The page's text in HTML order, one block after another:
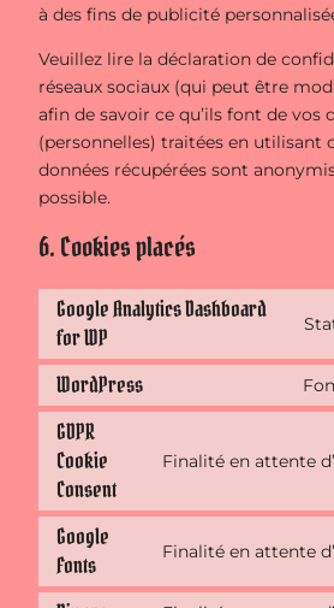
à des fins de publicité
Veuillez lire la déclaration de
réseaux sociaux (qui peut être
afin de savoir ce qu’ils font de vos
(personnelles) traitées en utilisant
données récupérées sont
possible.
6. Cookies placés
Google Analytics Dashboard
for WP
WordPress
GDPR
Cookie
Consent
Finalité en attente
Google
Fonts
Finalité en attente